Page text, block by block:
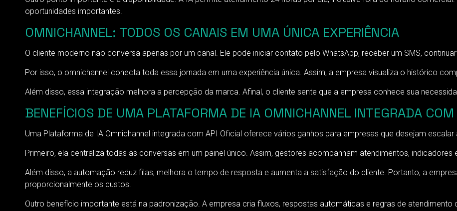
oportunidades importantes.
OMNICHANNEL: TODOS OS CANAIS EM UMA ÚNICA EXPERIÊNCIA
O cliente moderno não conversa apenas por um canal. Ele pode iniciar contato pelo WhatsApp, receber um SMS,
Por isso, o omnichannel conecta toda essa jornada em uma experiência única. Assim, a empresa visualiza o histórico
Além disso, essa integração melhora a percepção da marca. Afinal, o cliente sente que a empresa conhece sua
BENEFÍCIOS DE UMA PLATAFORMA DE IA OMNICHANNEL INTEGRADA
Uma Plataforma de IA Omnichannel integrada com API Oficial oferece vários ganhos para empresas que desejam
Primeiro, ela centraliza todas as conversas em um painel único. Assim, gestores acompanham atendimentos,
Além disso, a automação reduz filas, melhora o tempo de resposta e aumenta a satisfação do cliente. Portanto, a
proporcionalmente os custos.
Outro benefício importante está na padronização. A empresa cria fluxos, respostas automáticas e regras de